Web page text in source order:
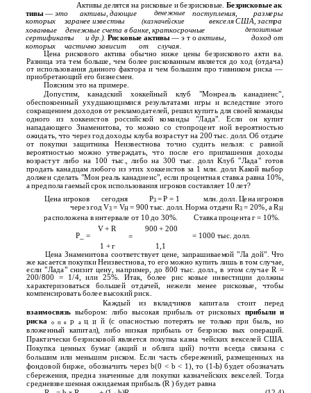
Активы делятся на рисковые и безрисковые. Безрисковые ак­
тивы— это активы, дающие денежные поступления,
размеры
которых
заранее известны (казначейские
векселя США, застра­
хованные
денежные счета в банке, краткосрочные депозитные
сертификаты и др.). Рисковые активы— э т оактивы,
доход от
которых
частично зависит от случая.
Цена рискового актива обычно ниже цены безрискового акти­ ва.
Разница эта тем больше, чем более рискованным является до­ ход (отдача)
от использования данного фактора и чем большим про­ тивником риска —
приобретающий его бизнесмен.
Поясним это на примере.
Допустим, канадский хоккейный клуб "Монреаль канадиенс",
обеспокоенный ухудшающимися результатами игры и вследствие этого
сокращением доходов от рекламодателей, решил купить для своей команды
одного из хоккеистов российской команды "Лада". Если он купит
нападающего Знаменитова, то можно со стопроцент­ ной вероятностью
ожидать, что через год доходы клуба возрастут на 200 тыс. долл. Об отдаче
от покупки защитника Неизвестнова точно судить нельзя: с равной
вероятностью можно утверждать, что после его приглашения доходы
возрастут либо на 100 тыс., либо на 300 тыс. долл Клуб "Лада" готов
продать канадцам любого из этих хоккеистов за 1 млн. долл Какой выбор
должен сделать "Мон­ реаль канадиенс", если процентная ставка равна 10%,
а предпола­ гаемый срок использования игроков составляет 10 лет?
Цена игроков сегодня Р3 = Р = 1
млн. долл. Цена игроков
через год V3= VH= 900 тыс. долл. Норма отдачи R3= 20%, a RH
расположена в интервале от 10 до 30%. Ставка процента г = 10%.
Р_ =
V + R 900 + 200
= 1000 тыс. долл.
=
1,1
1 + г
Цена Знаменитова соответствует цене, запрашиваемой "Ла­ дой". Что
же касается покупки Неизвестнова, то его можно купить лишь в том случае,
если "Лада" снизит цену, например, до 800 тыс. долл., в этом случае R =
200/800 = 1/4, или 25%. Итак, более рис­ ковые инвестиции должны
характеризоваться большей отдачей, нежели менее рисковые, чтобы
компенсировать более высокий риск.
Каждый из вкладчиков капитала стоит перед
взаимосвязь выбором: либо высокая прибыль от рисковых прибыли и
риска о п е р ацИ й (с опасностью потерять не только при­ быль, но
вложенный капитал), либо низкая прибыль от безриско­ вых операций.
Практически безрисковой является покупка казна­ чейских векселей США.
Покупка ценных бумаг (акций и облига­ ций) почти всегда связана с
большим или меньшим риском. Если часть сбережений, размещенных на
фондовой бирже, обозначить через b(0 < b < 1), то (1-Ь) будет обозначать
сбережения, предна­ значенные для покупки казначейских векселей. Тогда
средневзве­ шенная ожидаемая прибыль (R ) будет равна